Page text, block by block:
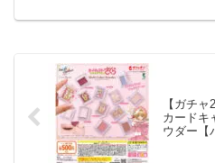
【ガチ
カードキ
ウダー【